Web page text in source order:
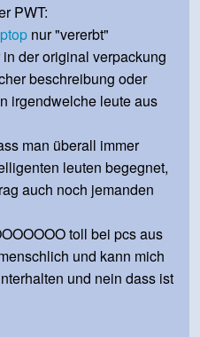
PWT:
nur "vererbt"
der original verpackung
beschreibung oder
irgendwelche leute aus
man überall immer
leuten begegnet,
auch noch jemanden
toll bei pcs aus
und kann mich
und nein dass ist